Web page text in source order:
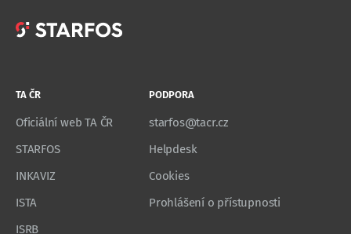
TA ČR
Oficiální web TA ČR
STARFOS
INKAVIZ
ISTA
ISRB
PODPORA
starfos@tacr.cz
Helpdesk
Cookies
Prohlášení o přístupnosti